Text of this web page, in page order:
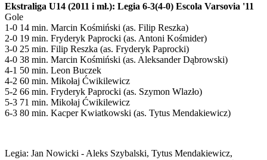
Ekstraliga U14 (2011 i mł.): Legia 6-3(4-0) Escola Varsovia '11
Gole
1-0 14 min. Marcin Kośmiński (as. Filip Reszka)
2-0 19 min. Fryderyk Paprocki (as. Antoni Kośmider)
3-0 25 min. Filip Reszka (as. Fryderyk Paprocki)
4-0 38 min. Marcin Kośmiński (as. Aleksander Dąbrowski)
4-1 50 min. Leon Buczek
4-2 60 min. Mikołaj Ćwikilewicz
5-2 66 min. Fryderyk Paprocki (as. Szymon Wlazło)
5-3 71 min. Mikołaj Ćwikilewicz
6-3 80 min. Kacper Kwiatkowski (as. Tytus Mendakiewicz)
Legia: Jan Nowicki - Aleks Szybalski, Tytus Mendakiewicz,